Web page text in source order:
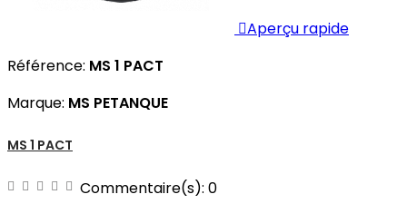
Aperçu rapide
Référence: MS 1 PACT
Marque: MS PETANQUE
MS 1 PACT
Commentaire(s): 0